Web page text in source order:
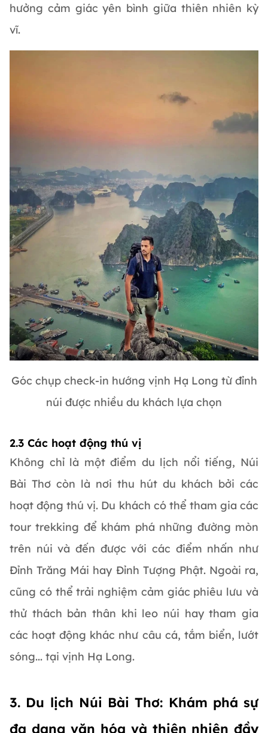
hưởng cảm giác yên bình giữa thiên nhiên kỳ
vĩ.
Góc chụp check-in hướng vịnh Hạ Long từ đỉnh
núi được nhiều du khách lựa chọn
2.3 Các hoạt động thú vị
Không chỉ là một điểm du lịch nổi tiếng, Núi
Bài Thơ còn là nơi thu hút du khách bởi các
hoạt động thú vị. Du khách có thể tham gia các
tour trekking để khám phá những đường mòn
trên núi và đến được với các điểm nhấn như
Đỉnh Trăng Mái hay Đỉnh Tượng Phật. Ngoài ra,
cũng có thể trải nghiệm cảm giác phiêu lưu và
thử thách bản thân khi leo núi hay tham gia
các hoạt động khác như câu cá, tắm biển, lướt
sóng... tại vịnh Hạ Long.
3. Du lịch Núi Bài Thơ: Khám phá sự
đa dạng văn hóa và thiên nhiên đầy